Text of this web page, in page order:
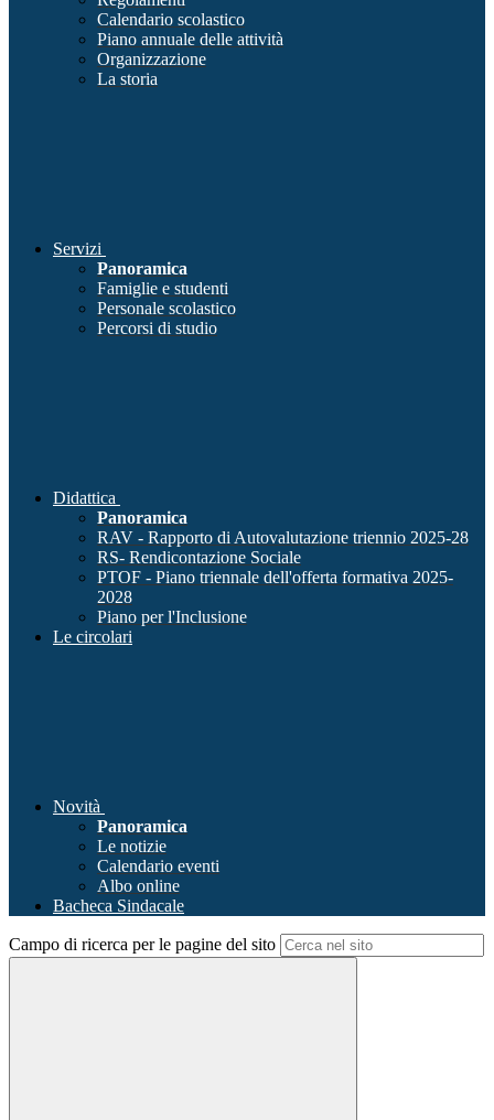
Calendario scolastico
Piano annuale delle attività
Organizzazione
La storia
Servizi
Panoramica
Famiglie e studenti
Personale scolastico
Percorsi di studio
Didattica
Panoramica
RAV - Rapporto di Autovalutazione triennio 2025-28
RS- Rendicontazione Sociale
PTOF - Piano triennale dell'offerta formativa 2025-
2028
Piano per l'Inclusione
Le circolari
Novità
Panoramica
Le notizie
Calendario eventi
Albo online
Bacheca Sindacale
Campo di ricerca per le pagine del sito